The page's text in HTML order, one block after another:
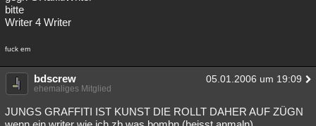
bitte
Writer 4 Writer
fuck em
bdscrew 05.01.2006 um 19:09
ehemaliges Mitglied
JUNGS GRAFFITI IST KUNST DIE ROLLT DAHER AUF ZÜGN